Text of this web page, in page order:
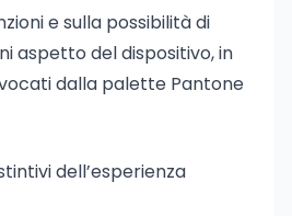
e sulla possibilità di
aspetto del dispositivo, in
dalla palette Pantone
dell’esperienza